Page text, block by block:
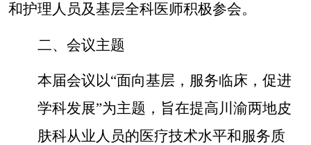
和护理人员及基层全科医师积极参会。
二、会议主题
本届会议以“面向基层，服务临床，促进
学科发展”为主题， 旨在提高川渝两地皮
肤科从业人员的医疗技术水平和服务质